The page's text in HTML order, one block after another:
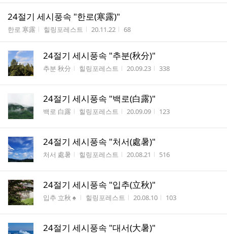
24절기 세시풍속 "한로(寒露)"
게시판명
한로 寒露 작성자
힐링포레스트 작성시간
20.11.22 조회수
68
24절기 세시풍속 "추분(秋分)"
게시판명
추분 秋分 작성자
힐링포레스트 작성시간
20.09.23 조회수
338
24절기 세시풍속 "백로(白露)"
게시판명
백로 白露 작성자
힐링포레스트 작성시간
20.09.09 조회수
123
24절기 세시풍속 "처서(處暑)"
게시판명
처서 處暑 작성자
힐링포레스트 작성시간
20.08.21 조회수
516
24절기 세시풍속 "입추(立秋)"
게시판명
입추 立秋 ♠ 작성자
힐링포레스트 작성시간
20.08.10 조회수
103
24절기 세시풍속 "대서(大暑)"